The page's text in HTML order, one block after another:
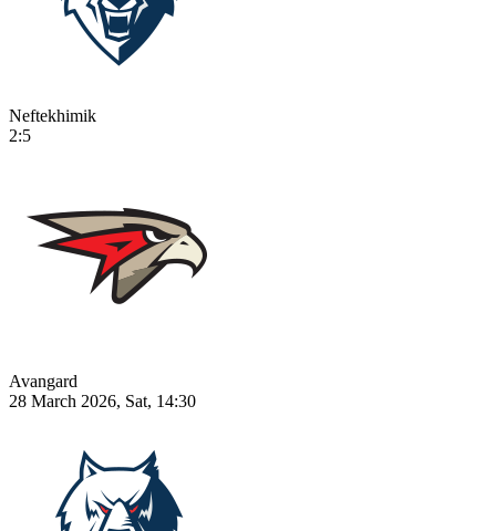
Neftekhimik
2:5
Avangard
28 March 2026, Sat, 14:30